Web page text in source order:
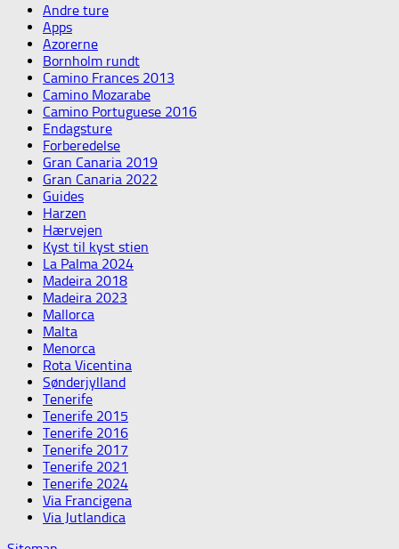
Andre ture
Apps
Azorerne
Bornholm rundt
Camino Frances 2013
Camino Mozarabe
Camino Portuguese 2016
Endagsture
Forberedelse
Gran Canaria 2019
Gran Canaria 2022
Guides
Harzen
Hærvejen
Kyst til kyst stien
La Palma 2024
Madeira 2018
Madeira 2023
Mallorca
Malta
Menorca
Rota Vicentina
Sønderjylland
Tenerife
Tenerife 2015
Tenerife 2016
Tenerife 2017
Tenerife 2021
Tenerife 2024
Via Francigena
Via Jutlandica